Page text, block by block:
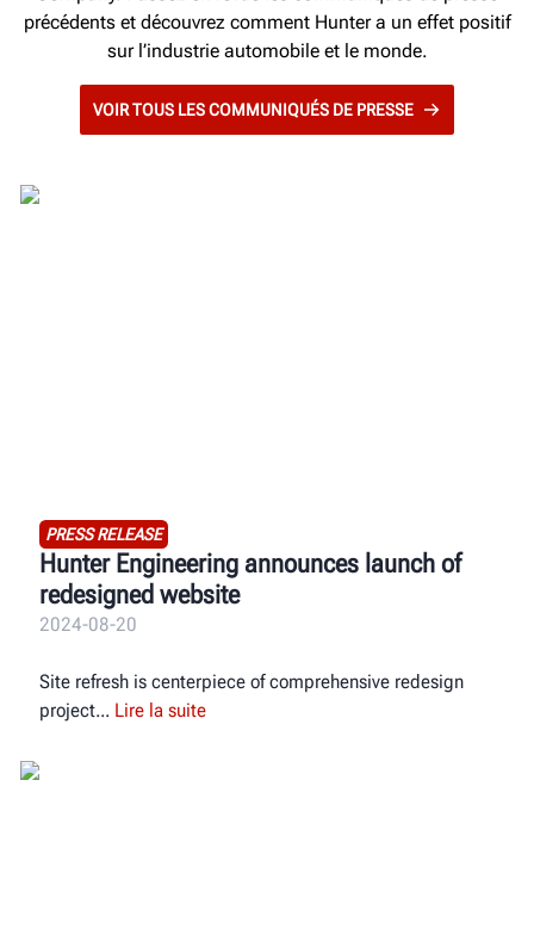
précédents et découvrez comment Hunter a un effet positif
sur l’industrie automobile et le monde.
VOIR TOUS LES COMMUNIQUÉS DE PRESSE
PRESS RELEASE
Hunter Engineering announces launch of
redesigned website
2024-08-20
Site refresh is centerpiece of comprehensive redesign
project
Lire la suite